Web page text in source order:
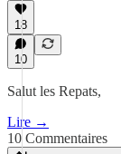
18
10
Salut les Repats,
Lire →
10 Commentaires